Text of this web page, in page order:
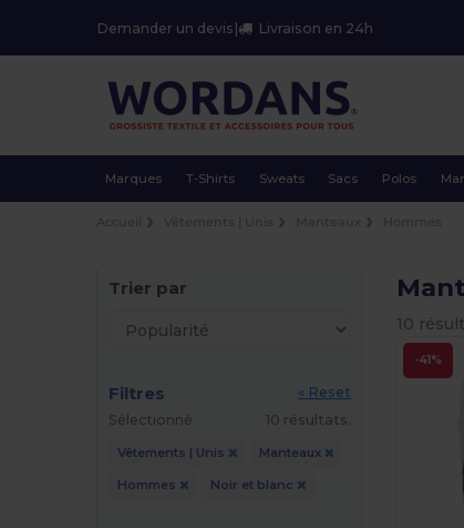
Demander un devis | Livraison en 24h
Marques T-Shirts Sweats Sacs Polos
Trier par
Filtres
« Reset
Sélectionné
10 résultats.
Vêtements | Unis Manteaux
Hommes Noir et blanc
10
-41%